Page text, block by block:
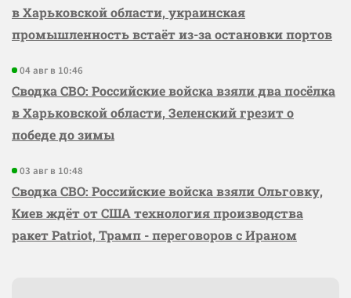
в Харьковской области, украинская
промышленность встаёт из-за остановки портов
04 авг в 10:46
Сводка СВО: Российские войска взяли два посёлка
в Харьковской области, Зеленский грезит о
победе до зимы
03 авг в 10:48
Сводка СВО: Российские войска взяли Ольговку,
Киев ждёт от США технология производства
ракет Patriot, Трамп - переговоров с Ираном